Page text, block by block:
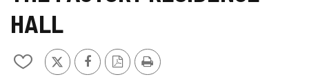
León
HALL
Ajouter/retirer
X FacebookVersion
PDF
Imprimer